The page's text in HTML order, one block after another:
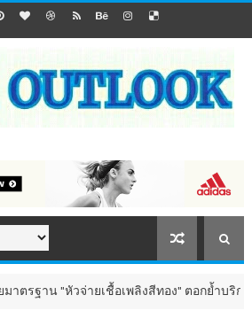
จ่ายเชื้อเพลิงสีทอง" ตอกย้ำบริการโปร่งใส ส